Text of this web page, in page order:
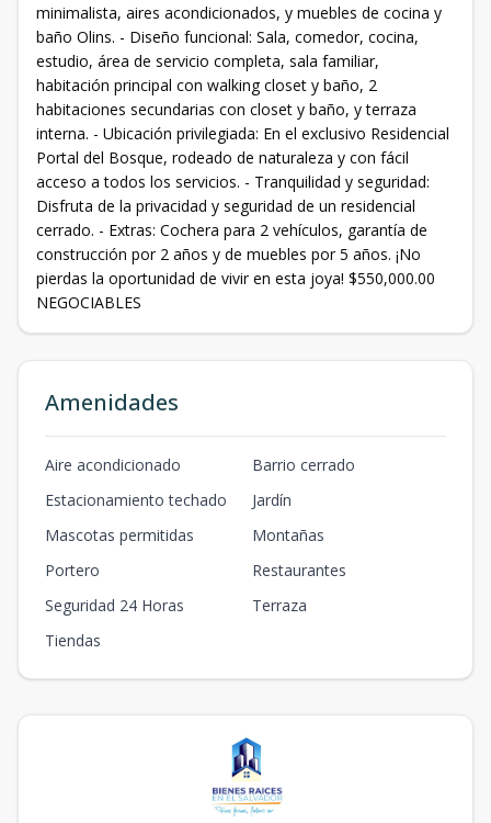
minimalista, aires acondicionados, y muebles de cocina y
baño Olins. - Diseño funcional: Sala, comedor, cocina,
estudio, área de servicio completa, sala familiar,
habitación principal con walking closet y baño, 2
habitaciones secundarias con closet y baño, y terraza
interna. - Ubicación privilegiada: En el exclusivo Residencial
Portal del Bosque, rodeado de naturaleza y con fácil
acceso a todos los servicios. - Tranquilidad y seguridad:
Disfruta de la privacidad y seguridad de un residencial
cerrado. - Extras: Cochera para 2 vehículos, garantía de
construcción por 2 años y de muebles por 5 años. ¡No
pierdas la oportunidad de vivir en esta joya! $550,000.00
NEGOCIABLES
Amenidades
Aire acondicionado
Barrio cerrado
Estacionamiento techado
Jardín
Mascotas permitidas
Montañas
Portero
Restaurantes
Seguridad 24 Horas
Terraza
Tiendas